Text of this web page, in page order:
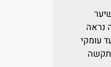
נראה
עומקי